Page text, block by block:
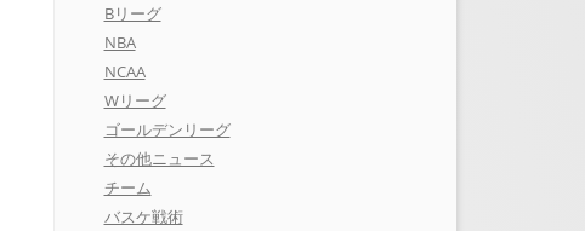
Bリーグ
NBA
NCAA
Wリーグ
ゴールデンリーグ
その他ニュース
チーム
バスケ戦術